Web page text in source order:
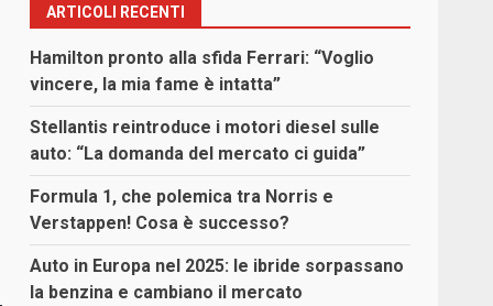
ARTICOLI RECENTI
Hamilton pronto alla sfida Ferrari: “Voglio
vincere, la mia fame è intatta”
Stellantis reintroduce i motori diesel sulle
auto: “La domanda del mercato ci guida”
Formula 1, che polemica tra Norris e
Verstappen! Cosa è successo?
Auto in Europa nel 2025: le ibride sorpassano
la benzina e cambiano il mercato